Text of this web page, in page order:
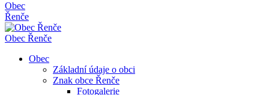
Obec
Řenče
Obec Řenče
Obec
Základní údaje o obci
Znak obce Řenče
Fotogalerie